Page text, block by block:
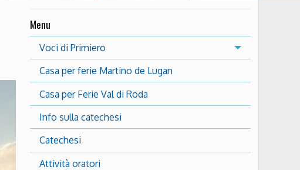
Menu
Voci di Primiero
Casa per ferie Martino de Lugan
Casa per Ferie Val di Roda
Info sulla catechesi
Catechesi
Attività oratori